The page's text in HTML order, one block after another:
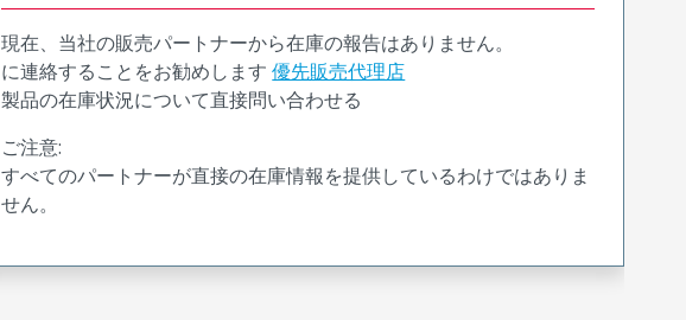
現在、当社の販売パートナーから在庫の報告はありません。
に連絡することをお勧めします 優先販売代理店
製品の在庫状況について直接問い合わせる
ご注意:
すべてのパートナーが直接の在庫情報を提供しているわけではありま
せん。